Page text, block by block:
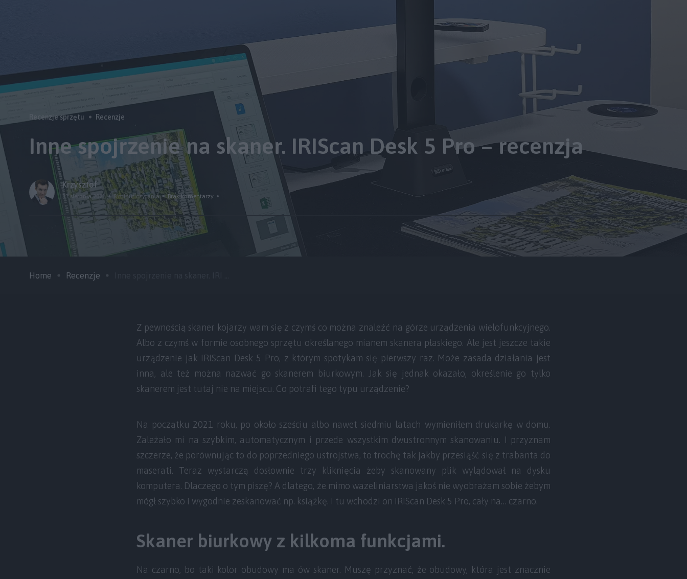
Recenzje sprzętu Recenzje
Inne spojrzenie na skaner. IRIScan Desk 5 Pro – recenzja
Krzysztof
31 sierpnia 2021 8 minut czytania Brak komentarzy
Home Recenzje
Z pewnością skaner kojarzy wam się z czymś co można znaleźć na górze urządzenia wielofunkcyjnego.
Albo z czymś w formie osobnego sprzętu określanego mianem skanera płaskiego. Ale jest jeszcze takie
urządzenie jak IRIScan Desk 5 Pro, z którym spotykam się pierwszy raz. Może zasada działania jest
inna, ale też można nazwać go skanerem biurkowym. Jak się jednak okazało, określenie go tylko
skanerem jest tutaj nie na miejscu. Co potrafi tego typu urządzenie?
Na początku 2021 roku, po około sześciu albo nawet siedmiu latach wymieniłem drukarkę w domu.
Zależało mi na szybkim, automatycznym i przede wszystkim dwustronnym skanowaniu. I przyznam
szczerze, że porównując to do poprzedniego ustrojstwa, to trochę tak jakby przesiąść się z trabanta do
maserati. Teraz wystarczą dosłownie trzy kliknięcia żeby skanowany plik wylądował na dysku
komputera. Dlaczego o tym piszę? A dlatego, że mimo wazeliniarstwa jakoś nie wyobrażam sobie żebym
mógł szybko i wygodnie zeskanować np. książkę. I tu wchodzi on IRIScan Desk 5 Pro, cały na… czarno.
Skaner biurkowy z kilkoma funkcjami.
Na czarno, bo taki kolor obudowy ma ów skaner. Muszę przyznać, że obudowy, która jest znacznie